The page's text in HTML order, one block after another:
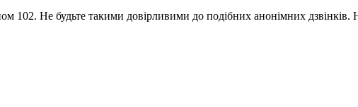
102. Не будьте такими довірливими до подібних анонімних